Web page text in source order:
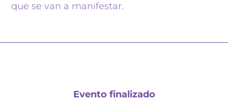
que se van a manifestar.
Evento finalizado